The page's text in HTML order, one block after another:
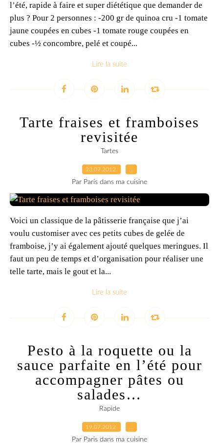
l’été, rapide à faire et super diététique que demander de
plus ? Pour 2 personnes : -200 gr de quinoa cru -1 tomate
jaune coupées en cubes -1 tomate rouge coupées en
cubes -½ concombre, pelé et coupé...
Lire la suite
Tarte fraises et framboises
revisitée
Tartes
23.07.2012
Par Paris dans ma cuisine
Voici un classique de la pâtisserie française que j’ai
voulu customiser avec ces petits cubes de gelée de
framboise, j’y ai également ajouté quelques meringues. Il
faut un peu de temps et d’organisation pour réaliser une
telle tarte, mais le gout et la...
Lire la suite
Pesto à la roquette ou la
sauce parfaite en l’été pour
accompagner pâtes ou
salades…
Rapide
19.07.2012
Par Paris dans ma cuisine